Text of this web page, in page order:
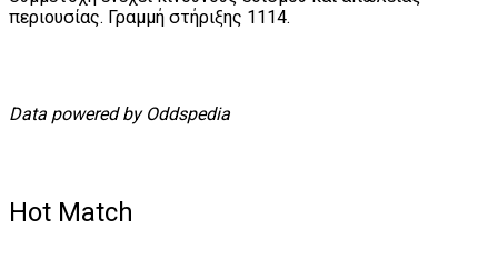
περιουσίας. Γραμμή στήριξης 1114.
Data powered by Oddspedia
Hot Match